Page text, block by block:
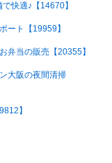
快適♪【14670】
ート【19959】
弁当の販売【20355】
大阪の夜間清掃
】